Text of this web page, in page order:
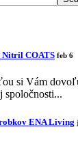
Nitril COATS feb 6
si Vám
spoločnosti...
ENA Living